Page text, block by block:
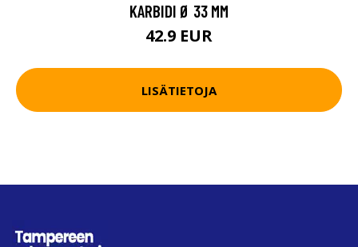
KARBIDI Ø 33 MM
42.9 EUR
LISÄTIETOJA